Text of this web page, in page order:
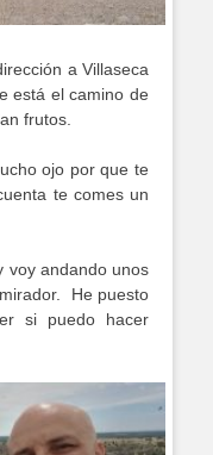
a Villaseca
está el camino de
frutos.
ojo por que te
te comes un
voy andando unos
He puesto
si puedo hacer